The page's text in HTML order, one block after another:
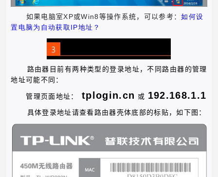
如果电脑室XP或Win8 等操作系统，可以参考：如何设
置电脑为自动获取 IP地址？
路由器目前有两种类型的登录地址，不同路由器的管理
地址可能不同：
管理页面地址： tplogin.cn 或 192.168.1.1
具体登录地址请查看路由器壳体底部的标贴，如下图：